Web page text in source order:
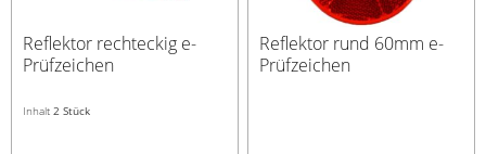
Reflektor rechteckig e-
Prüfzeichen
Inhalt2 Stück
Reflektor rund 60mm e-
Prüfzeichen